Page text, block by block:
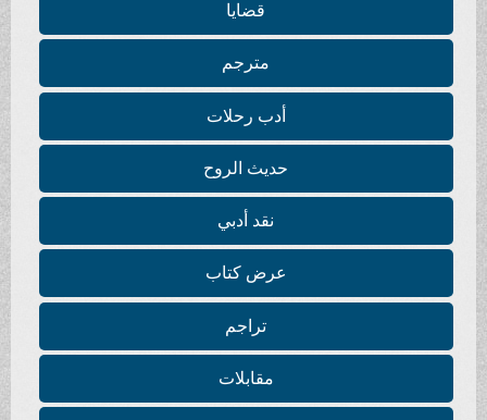
قضايا
مترجم
أدب رحلات
حديث الروح
نقد أدبي
عرض كتاب
تراجم
مقابلات